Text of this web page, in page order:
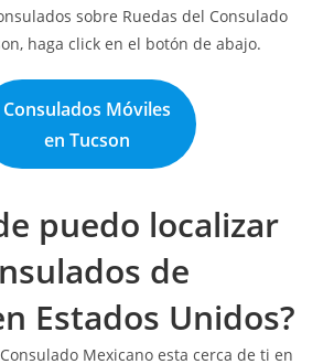
sobre Ruedas del Consulado
haga click en el botón de abajo.
Consulados Móviles
en Tucson
puedo localizar
de
Estados Unidos?
Mexicano esta cerca de ti en